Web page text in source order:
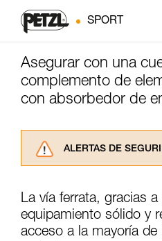
SPORT
Asegurar con una
complemento de
con absorbedor de
ALERTAS DE
consultarlo. Usted
información de la
comprender este
La vía ferrata, gracias
equipamiento sólido y
acceso a la mayoría